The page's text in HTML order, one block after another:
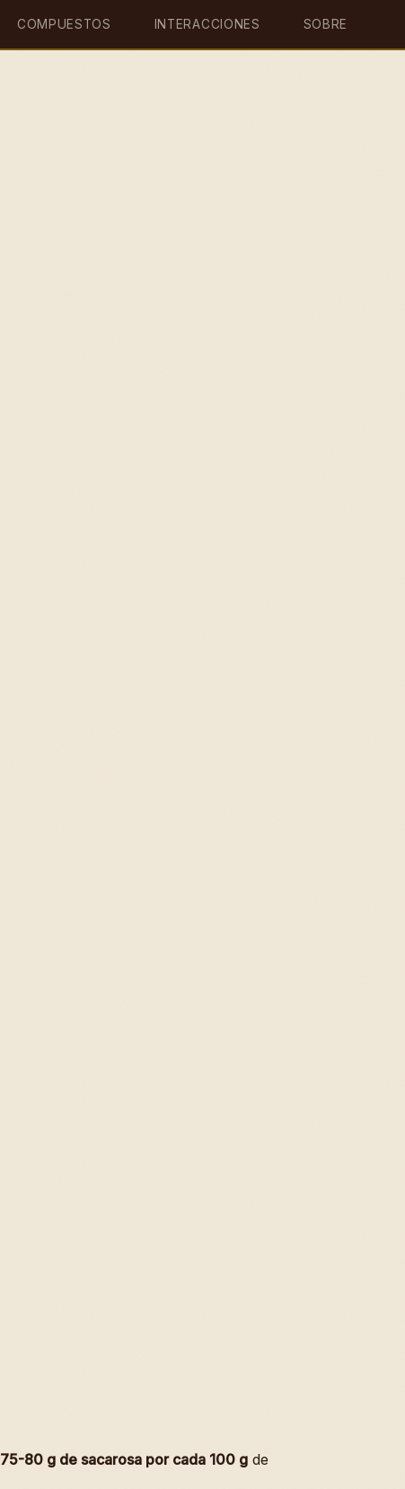
COMPUESTOS INTERACCIONES SOBRE
75-80 g de sacarosa por cada 100 g de